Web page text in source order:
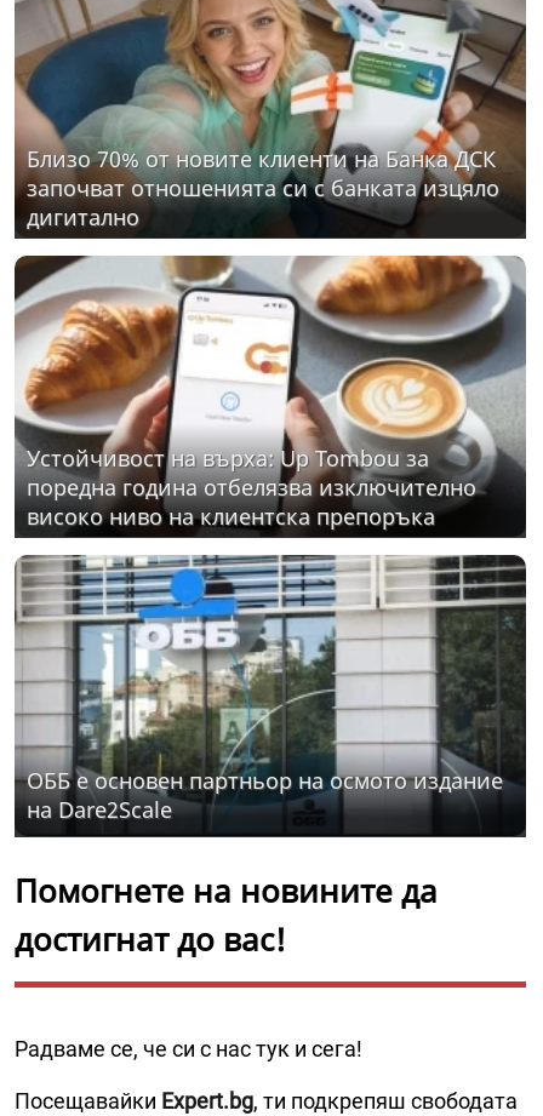
Близо 70% от новите клиенти на Банка ДСК
започват отношенията си с банката изцяло
дигитално
Устойчивост на върха: Up Tombou за
поредна година отбелязва изключително
високо ниво на клиентска препоръка
ОББ е основен партньор на осмото издание
на Dare2Scale
Помогнете на новините да
достигнат до вас!
Радваме се, че си с нас тук и сега!
Посещавайки Expert.bg, ти подкрепяш свободата